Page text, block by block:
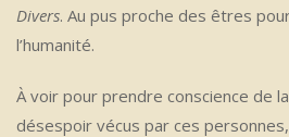
Divers. Au pus proche des êtres
l’humanité.
À voir pour prendre conscience de
désespoir vécus par ces